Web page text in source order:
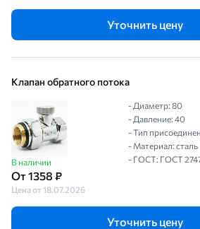
Уточнить цену
Клапан обратного потока
В наличии
От 1358 ₽
Цена от 18.07.2026
- Диаметр: 80
- Давление: 40
- Тип
- Материал: сталь
- ГОСТ: ГОСТ
Уточнить цену